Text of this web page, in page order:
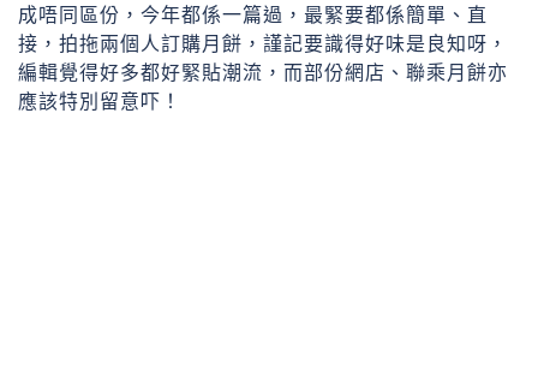
成唔同區份，今年都係一篇過，最緊要都係簡單、直
接，拍拖兩個人訂購月餅，謹記要識得好味是良知呀，
編輯覺得好多都好緊貼潮流，而部份網店、聯乘月餅亦
應該特別留意吓！